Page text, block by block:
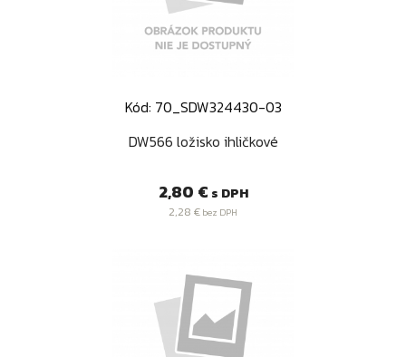
Kód: 70_SDW324430-03
DW566 ložisko ihličkové
Cena
2,80 € s DPH
2,28 € bez DPH